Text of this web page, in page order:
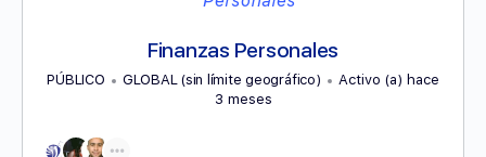
Finanzas Personales
PÚBLICO GLOBAL (sin límite geográfico)
Activo (a) hace
3 meses